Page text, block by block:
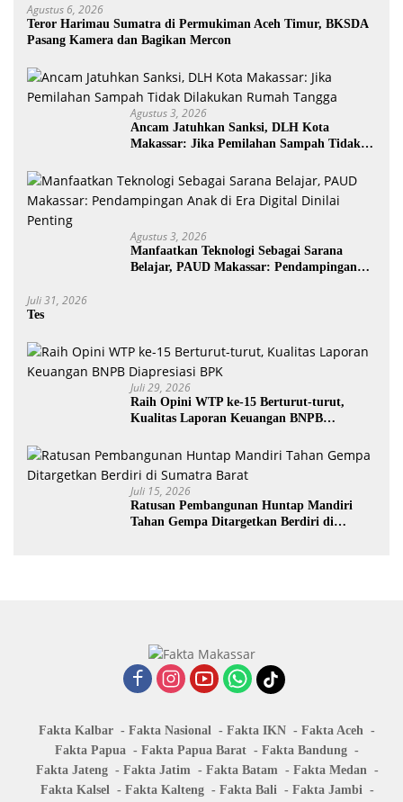
Agustus 6, 2026
Teror Harimau Sumatra di Permukiman Aceh Timur, BKSDA
Pasang Kamera dan Bagikan Mercon
Agustus 3, 2026
Ancam Jatuhkan Sanksi, DLH Kota
Makassar: Jika Pemilahan Sampah Tidak
Agustus 3, 2026
Manfaatkan Teknologi Sebagai Sarana
Belajar, PAUD Makassar: Pendampingan
Juli 31, 2026
Tes
Juli 29, 2026
Raih Opini WTP ke-15 Berturut-turut,
Kualitas Laporan Keuangan BNPB
Juli 15, 2026
Ratusan Pembangunan Huntap Mandiri
Tahan Gempa Ditargetkan Berdiri di
Fakta Kalbar Fakta Nasional Fakta IKN
Fakta Aceh
Fakta Papua
Fakta Papua Barat
Fakta Bandung
Fakta Jateng
Fakta Jatim Fakta Batam
Fakta Medan
Fakta Kalsel
Fakta Kalteng Fakta Bali Fakta Jambi